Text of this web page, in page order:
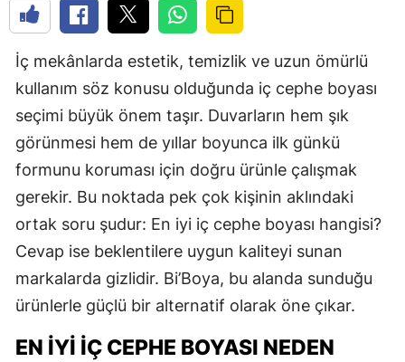
İç mekânlarda estetik, temizlik ve uzun ömürlü
kullanım söz konusu olduğunda iç cephe boyası
seçimi büyük önem taşır. Duvarların hem şık
görünmesi hem de yıllar boyunca ilk günkü
formunu koruması için doğru ürünle çalışmak
gerekir. Bu noktada pek çok kişinin aklındaki
ortak soru şudur: En iyi iç cephe boyası hangisi?
Cevap ise beklentilere uygun kaliteyi sunan
markalarda gizlidir. Bi’Boya, bu alanda sunduğu
ürünlerle güçlü bir alternatif olarak öne çıkar.
EN İYI İÇ CEPHE BOYASI NEDEN